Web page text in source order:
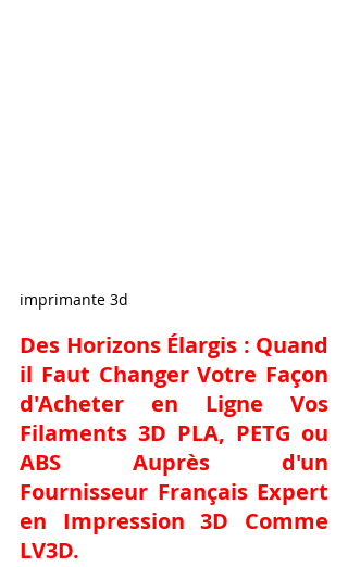
imprimante 3d
Des Horizons Élargis : Quand
il Faut Changer Votre Façon
d'Acheter en Ligne Vos
Filaments 3D PLA, PETG ou
ABS Auprès d'un
Fournisseur Français Expert
en Impression 3D Comme
LV3D.